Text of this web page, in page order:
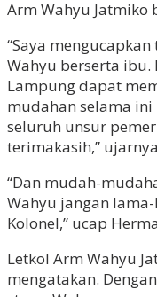
Arm Wahyu Jatmiko
“Saya
Wahyu berserta ibu.
Lampung dapat
mudahan selama
seluruh unsur
terimakasih,”
“Dan mudah-
Wahyu jangan
Kolonel,” ucap
Letkol Arm Wahyu
mengatakan.